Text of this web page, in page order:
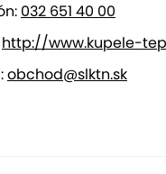
032 651 40 00
http://www.kupele-
obchod@slktn.sk